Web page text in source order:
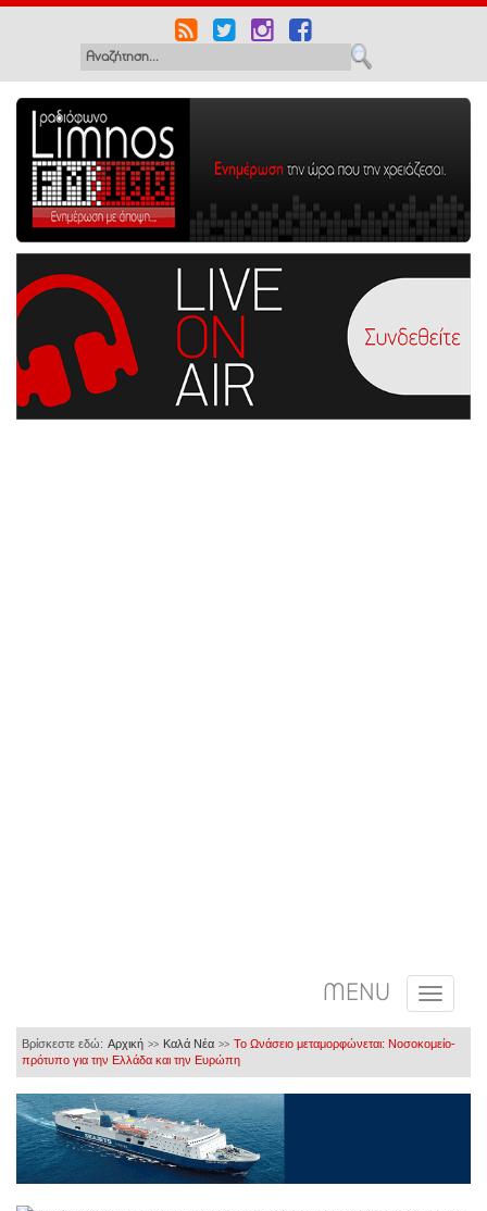
MENU
Βρίσκεστε εδώ: Αρχική >> Καλά Νέα >> Το Ωνάσειο μεταμορφώνεται: Νοσοκομείο-
πρότυπο για την Ελλάδα και την Ευρώπη